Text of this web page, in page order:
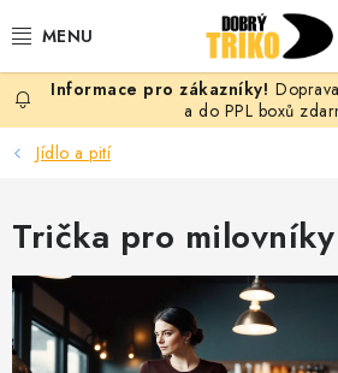
na
PRO ŽENY
PRO MUŽE
PRO DĚTI
DOPLŇKY
PRO PÁRY
a do PPL boxů
Jídlo a pití
Trička pro